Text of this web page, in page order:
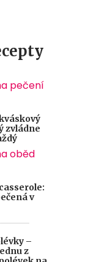
pečení
zvládne
oběd
v
–
z